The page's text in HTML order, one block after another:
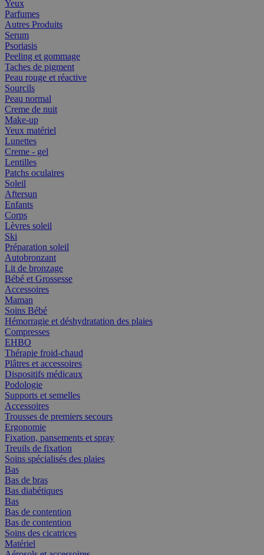
Yeux
Parfumes
Autres Produits
Serum
Psoriasis
Peeling et gommage
Taches de pigment
Peau rouge et réactive
Sourcils
Peau normal
Creme de nuit
Make-up
Yeux matériel
Lunettes
Creme - gel
Lentilles
Patchs oculaires
Soleil
Aftersun
Enfants
Corps
Lèvres soleil
Ski
Préparation soleil
Autobronzant
Lit de bronzage
Bébé et Grossesse
Accessoires
Maman
Soins Bébé
Hémorragie et déshydratation des plaies
Compresses
EHBO
Thérapie froid-chaud
Plâtres et accessoires
Dispositifs médicaux
Podologie
Supports et semelles
Accessoires
Trousses de premiers secours
Ergonomie
Fixation, pansements et spray
Treuils de fixation
Soins spécialisés des plaies
Bas
Bas de bras
Bas diabétiques
Bas
Bas de contention
Bas de contention
Soins des cicatrices
Matériel